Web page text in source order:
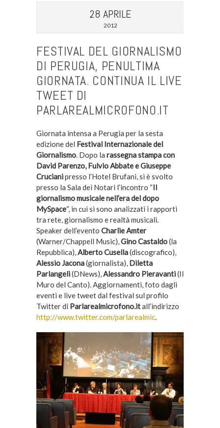
28 APRILE
2012
FESTIVAL DEL GIORNALISMO
DI PERUGIA, PENULTIMA
GIORNATA. CONTINUA IL LIVE
TWEET DI
PARLAREALMICROFONO.IT
Giornata intensa a Perugia per la sesta
edizione del Festival Internazionale del
Giornalismo. Dopo la rassegna stampa con
David Parenzo, Fulvio Abbate e Giuseppe
Crucianipresso l’Hotel Brufani, si è svolto
presso la Sala dei Notari l’incontro “Il
giornalismo musicale nell’era del dopo
MySpace“, in cui si sono analizzati i rapporti
tra rete, giornalismo e realtà musicali.
Speaker dell’evento Charlie Amter
(Warner/Chappell Music),Gino Castaldo(la
Repubblica),Alberto Cusella(discografico),
Alessio Jacona(giornalista), Diletta
Parlangeli(DNews),Alessandro Pieravanti(Il
Muro del Canto). Aggiornamenti, foto dagli
eventi e live tweet dal festival sul profilo
Twitter di Parlarealmicrofono.itall’indirizzo
http://www.twitter.com/parlarealmic.